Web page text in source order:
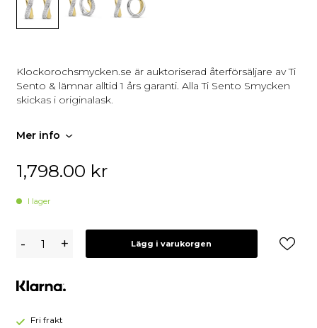
Klockorochsmycken.se är auktoriserad återförsäljare av Ti
Sento & lämnar alltid 1 års garanti. Alla Ti Sento Smycken
skickas i originalask.
Mer info
1,798.00 kr
I lager
Sento
7667ZY
- + Lägg i varukorgen
Fri frakt